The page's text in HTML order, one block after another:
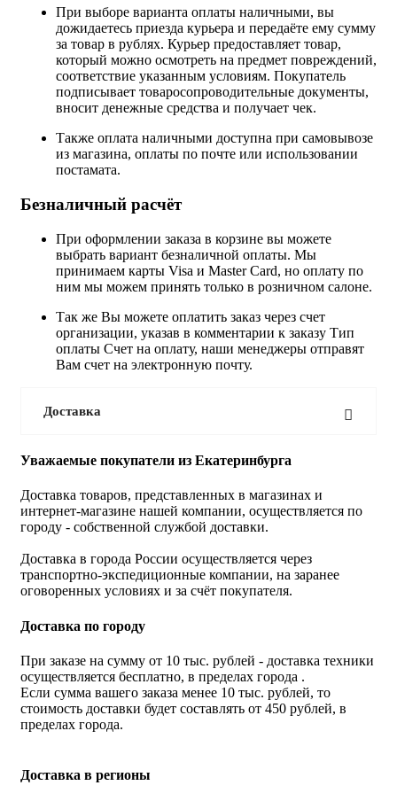
При выборе варианта оплаты наличными, вы
дожидаетесь приезда курьера и передаёте ему сумму
за товар в рублях. Курьер предоставляет товар,
который можно осмотреть на предмет повреждений,
соответствие указанным условиям. Покупатель
подписывает товаросопроводительные документы,
вносит денежные средства и получает чек.
Также оплата наличными доступна при самовывозе
из магазина, оплаты по почте или использовании
постамата.
Безналичный расчёт
При оформлении заказа в корзине вы можете
выбрать вариант безналичной оплаты. Мы
принимаем карты Visa и Master Card, но оплату по
ним мы можем принять только в розничном салоне.
Так же Вы можете оплатить заказ через счет
организации, указав в комментарии к заказу Тип
оплаты Счет на оплату, наши менеджеры отправят
Вам счет на электронную почту.
Доставка
Уважаемые покупатели из Екатеринбурга
Доставка товаров, представленных в магазинах и
интернет-магазине нашей компании, осуществляется по
городу - собственной службой доставки.
Доставка в города России осуществляется через
транспортно-экспедиционные компании, на заранее
оговоренных условиях и за счёт покупателя.
Доставка по городу
При заказе на сумму от 10 тыс. рублей - доставка техники
осуществляется бесплатно, в пределах города .
Если сумма вашего заказа менее 10 тыс. рублей, то
стоимость доставки будет составлять от 450 рублей, в
пределах города.
Доставка в регионы